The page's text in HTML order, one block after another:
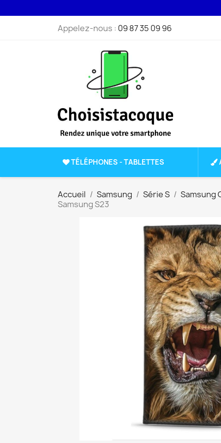
Appelez-nous : 09 87 35 09 96
TÉLÉPHONES - TABLETTES
Accueil Samsung Série S
Samsung
Samsung S23